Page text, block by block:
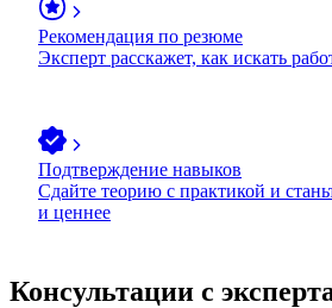
Рекомендация по резюме
Эксперт расскажет, как искать
Подтверждение навыков
Сдайте теорию с практикой и
и ценнее
Консультации с